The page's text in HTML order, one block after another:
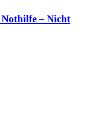
Nothilfe ‒ Nicht